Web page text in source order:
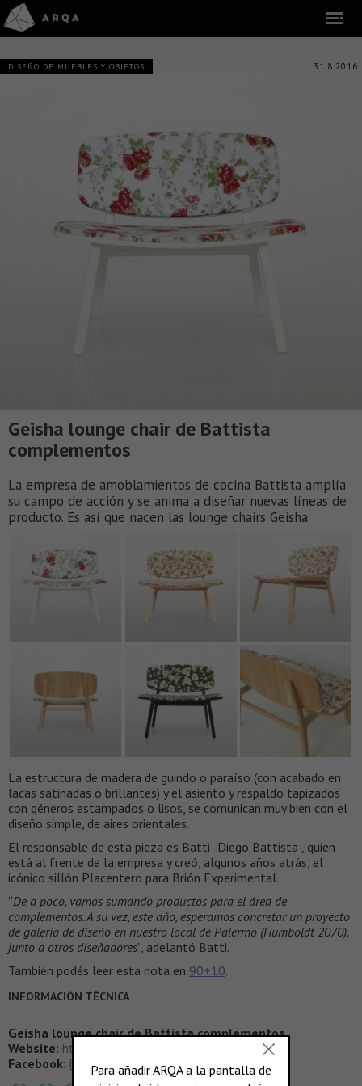
DISEÑO DE MUEBLES Y OBJETOS 31.8.2016
Geisha lounge chair de Battista
complementos
La empresa de amoblamientos de cocina Battista amplía
su campo de acción y se anima a diseñar nuevas líneas de
producto. Es así que nacen las lounge chairs Geisha.
La estructura de madera de guindo o paraíso (con acabado en
lacas satinadas o brillantes) y el asiento y respaldo tapizados
con géneros estampados o lisos, se comunican muy bien con el
diseño simple, de aires orientales.
El responsable de esta pieza es Batti -Diego Battista-, quien
está al frente de la empresa y creó, algunos años atrás, el
icónico sillón Placentero para Brión Experimental.
“De a poco, vamos sumando productos para el área de
complementos. A su vez, este año, esperamos concretar un proyecto
de galería de diseño en nuestro local de Palermo (Humboldt 2070),
junto a otros diseñadores”, adelantó Batti.
También podés leer esta nota en 90+10.
INFORMACIÓN TÉCNICA
Geisha lounge chair de Battista complementos
Website: http://battista.com.ar/es/
Facebook: https://www.facebook.com/battistasn